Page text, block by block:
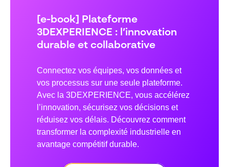
[e-book] Plateforme
3DEXPERIENCE : l’innovation
durable et collaborative
Connectez vos équipes, vos données et
vos processus sur une seule plateforme.
Avec la 3DEXPERIENCE, vous accélérez
l’innovation, sécurisez vos décisions et
réduisez vos délais. Découvrez comment
transformer la complexité industrielle en
avantage compétitif durable.